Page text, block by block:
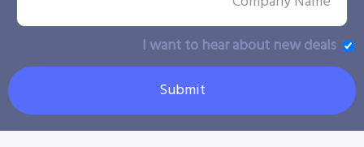
I want to hear about new deals
Submit